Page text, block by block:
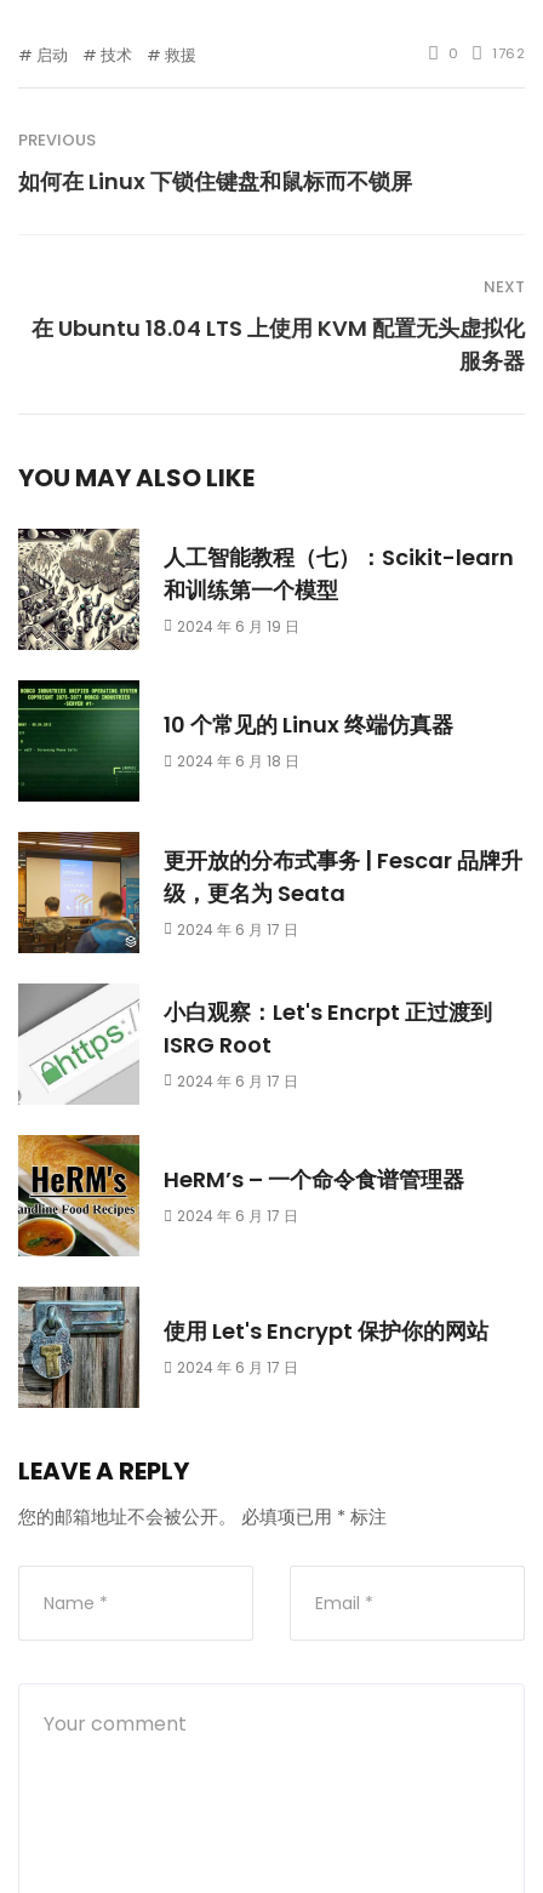
启动 技术 救援 0 1762
PREVIOUS
如何在 Linux 下锁住键盘和鼠标而不锁屏
NEXT
在 Ubuntu 18.04 LTS 上使用 KVM 配置无头虚拟化
服务器
YOU MAY ALSO LIKE
人工智能教程（七）：Scikit-learn
和训练第一个模型
2024 年 6 月 19 日
10 个常见的 Linux 终端仿真器
2024 年 6 月 18 日
更开放的分布式事务 | Fescar 品牌升
级，更名为 Seata
2024 年 6 月 17 日
小白观察：Let's Encrpt 正过渡到
ISRG Root
2024 年 6 月 17 日
HeRM’s – 一个命令食谱管理器
2024 年 6 月 17 日
使用 Let's Encrypt 保护你的网站
2024 年 6 月 17 日
LEAVE A REPLY
您的邮箱地址不会被公开。 必填项已用 * 标注